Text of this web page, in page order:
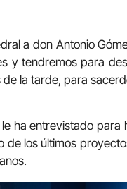
a don Antonio
y tendremos para
la tarde, para
ha entrevistado
los últimos